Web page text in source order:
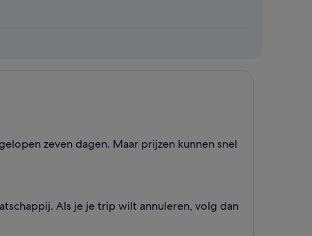
zeven dagen. Maar prijzen kunnen snel
Als je je trip wilt annuleren, volg dan